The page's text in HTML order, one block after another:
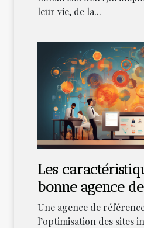
leur vie, de la...
Les
bonne agence de
référencement
Une agence de
l’optimisation des sites